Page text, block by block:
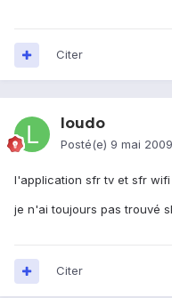
Citer
loudo
Posté(e) 9 mai 2009
l'application sfr tv et sfr
je n'ai toujours pas trouvé
Citer